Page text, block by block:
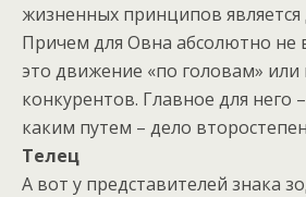
жизненных принципов
Причем для Овна абсолютно не
это движение «по головам»
конкурентов. Главное для него
каким путем – дело
Телец
А вот у представителей знака